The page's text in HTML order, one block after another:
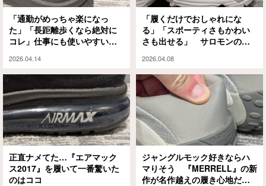
「通勤がめっちゃ楽になっ
た」「長距離歩くなら絶対に
コレ」仕事にも使いやすい
ーズ
2026.04.14
「履くだけでおしゃれにな
る」「スポーティさもかわい
さも出せる」 サロモンの人
万能すぎる
2026.04.08
正直ナメてた…『エアマック
ス2017』を履いて一番驚いた
のはココ
ジャングルモック好きならハ
マりそう 『MERRELL』の新
作が名作越えの履き心地だっ